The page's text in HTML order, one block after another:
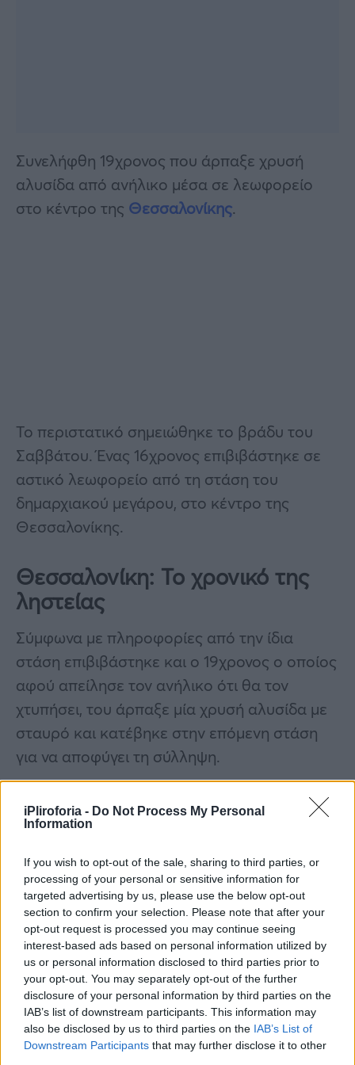
iPliroforia - Do Not Process My Personal
Information
If you wish to opt-out of the sale, sharing to third parties, or
processing of your personal or sensitive information for
targeted advertising by us, please use the below opt-out
section to confirm your selection. Please note that after your
opt-out request is processed you may continue seeing
interest-based ads based on personal information utilized by
us or personal information disclosed to third parties prior to
your opt-out. You may separately opt-out of the further
disclosure of your personal information by third parties on the
IAB’s list of downstream participants. This information may
also be disclosed by us to third parties on the IAB’s List of
Downstream Participants that may further disclose it to other
Συνελήφθη 19χρονος που άρπαξε χρυσή
αλυσίδα από ανήλικο μέσα σε λεωφορείο
στο κέντρο της Θεσσαλονίκης.
Το περιστατικό σημειώθηκε το βράδυ του
Σαββάτου. Ένας 16χρονος επιβιβάστηκε σε
αστικό λεωφορείο από τη στάση του
δημαρχιακού μεγάρου, στο κέντρο της
Θεσσαλονίκης.
Θεσσαλονίκη: Το χρονικό της
ληστείας
Σύμφωνα με πληροφορίες από την ίδια
στάση επιβιβάστηκε και ο 19χρονος ο οποίος
αφού απείλησε τον ανήλικο ότι θα τον
χτυπήσει, του άρπαξε μία χρυσή αλυσίδα με
σταυρό και κατέβηκε στην επόμενη στάση
για να αποφύγει τη σύλληψη.
εντόπισαν λίγο αργότερα να κινείται ξανά